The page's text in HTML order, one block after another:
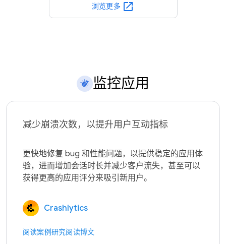
浏览更多 open_in_new
监控应用
减少崩溃次数，以提升用户互动指标
更快地修复 bug 和性能问题，以提供稳定的应用体
验，进而增加会话时长并减少客户流失，甚至可以
Crashlytics
阅读案例研究阅读博文